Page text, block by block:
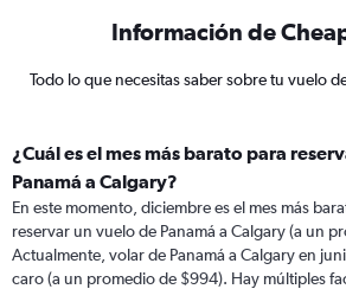
Información de
Todo lo que necesitas saber sobre tu vuelo
¿Cuál es el mes más barato para
Panamá a Calgary?
En este momento, diciembre es el mes más
reservar un vuelo de Panamá a Calgary (a un
Actualmente, volar de Panamá a Calgary en
caro (a un promedio de $994). Hay múltiples